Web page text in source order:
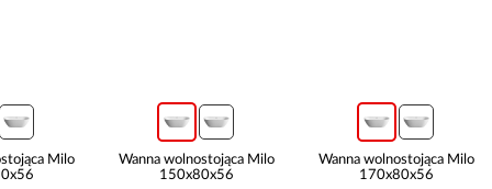
Milo
Wanna wolnostojąca Milo
150x80x56
Wanna wolnostojąca Milo
170x80x56